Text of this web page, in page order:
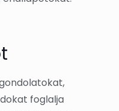
foglalja